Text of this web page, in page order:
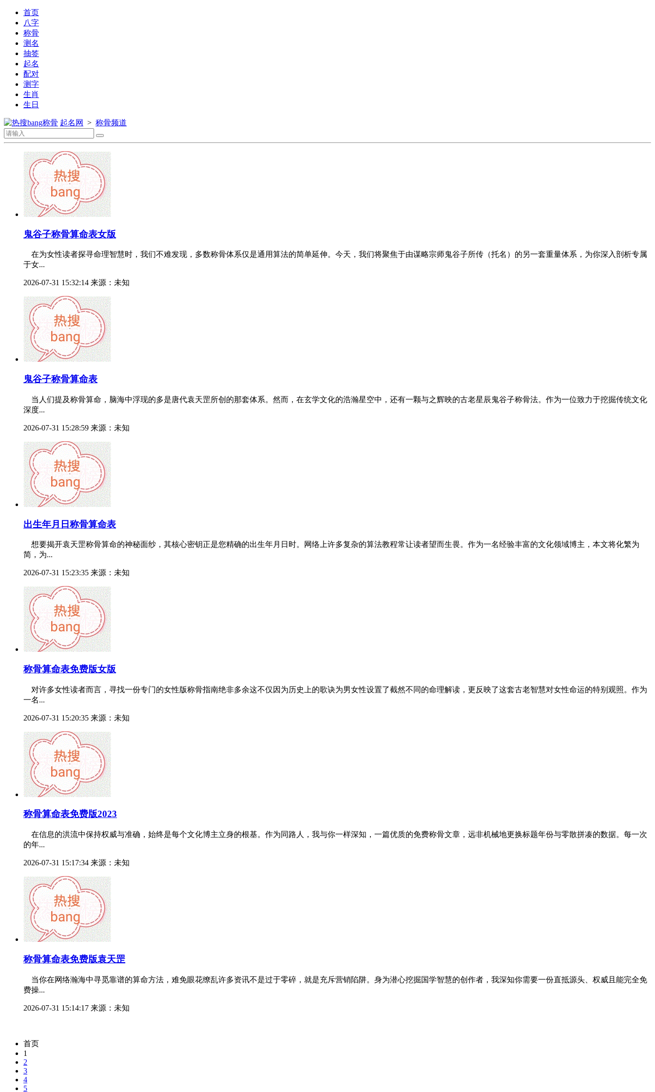
首页
八字
称骨
测名
抽签
起名
配对
测字
生肖
生日
称骨 起名网 > 称骨频道
鬼谷子称骨算命表女版
在为女性读者探寻命理智慧时，我们不难发现，多数称骨体系仅是通用算法的简单延伸。今天，我们将聚焦于由谋略宗师鬼谷子所传（托名）的另一套重量体系，为你深入剖析专属
于女...
2026-07-31 15:32:14 来源：未知
鬼谷子称骨算命表
当人们提及称骨算命，脑海中浮现的多是唐代袁天罡所创的那套体系。然而，在玄学文化的浩瀚星空中，还有一颗与之辉映的古老星辰鬼谷子称骨法。作为一位致力于挖掘传统文化
深度...
2026-07-31 15:28:59 来源：未知
出生年月日称骨算命表
想要揭开袁天罡称骨算命的神秘面纱，其核心密钥正是您精确的出生年月日时。网络上许多复杂的算法教程常让读者望而生畏。作为一名经验丰富的文化领域博主，本文将化繁为
简，为...
2026-07-31 15:23:35 来源：未知
称骨算命表免费版女版
对许多女性读者而言，寻找一份专门的女性版称骨指南绝非多余这不仅因为历史上的歌诀为男女性设置了截然不同的命理解读，更反映了这套古老智慧对女性命运的特别观照。作为
一名...
2026-07-31 15:20:35 来源：未知
称骨算命表免费版2023
在信息的洪流中保持权威与准确，始终是每个文化博主立身的根基。作为同路人，我与你一样深知，一篇优质的免费称骨文章，远非机械地更换标题年份与零散拼凑的数据。每一次
的年...
2026-07-31 15:17:34 来源：未知
称骨算命表免费版袁天罡
当你在网络瀚海中寻觅靠谱的算命方法，难免眼花缭乱许多资讯不是过于零碎，就是充斥营销陷阱。身为潜心挖掘国学智慧的创作者，我深知你需要一份直抵源头、权威且能完全免
费操...
2026-07-31 15:14:17 来源：未知
首页
1
2
3
4
5